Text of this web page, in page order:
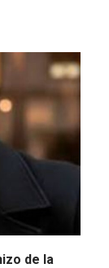
de la